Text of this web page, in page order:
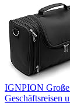
IGNPION
Geschäftsreisen